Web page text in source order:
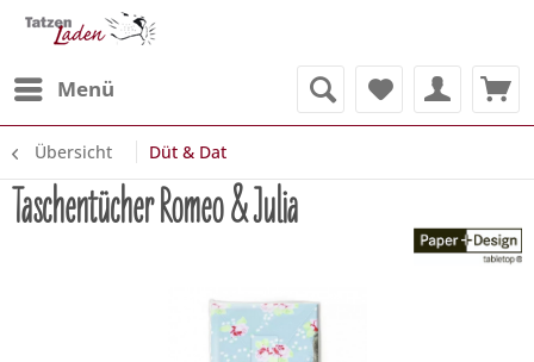
Menü
Übersicht Düt & Dat
Taschentücher Romeo & Julia